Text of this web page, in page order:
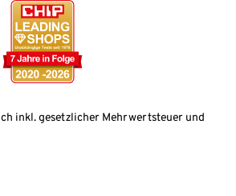
inkl. gesetzlicher Mehrwertsteuer und